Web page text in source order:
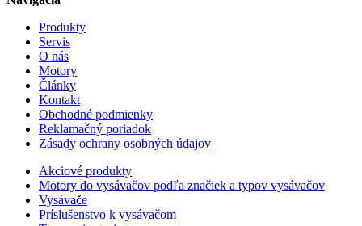
Produkty
Servis
O nás
Motory
Články
Kontakt
Obchodné podmienky
Reklamačný poriadok
Zásady ochrany osobných údajov
Akciové produkty
Motory do vysávačov podľa značiek a typov vysávačov
Vysávače
Príslušenstvo k vysávačom